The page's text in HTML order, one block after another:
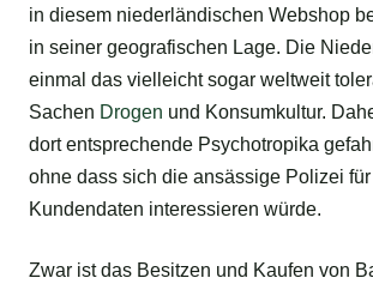
in diesem niederländischen Webshop
in seiner geografischen Lage. Die
einmal das vielleicht sogar weltweit
Sachen Drogen und Konsumkultur.
dort entsprechende Psychotropika
ohne dass sich die ansässige Polizei
Kundendaten interessieren würde.
Zwar ist das Besitzen und Kaufen von